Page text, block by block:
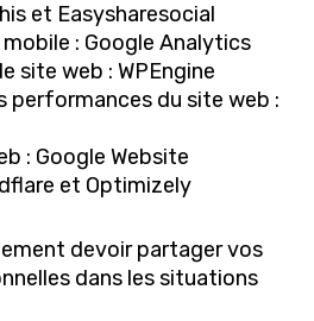
et Easysharesocial
: Google Analytics
site web : WPEngine
performances du site web :
: Google Website
et Optimizely
devoir partager vos
dans les situations